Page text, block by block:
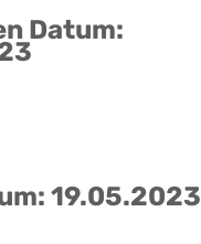
Datum:
19.05.2023